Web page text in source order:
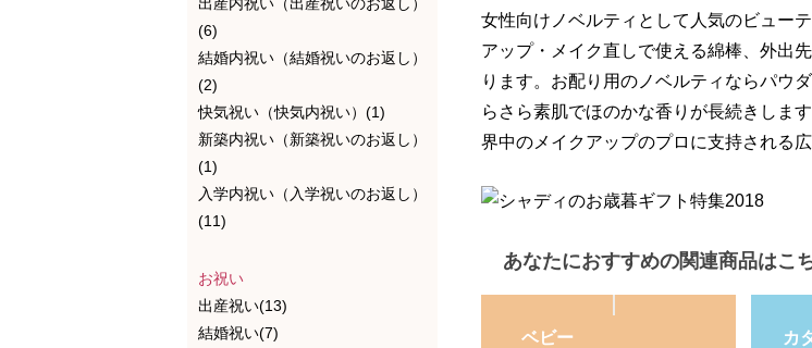
女性向けノベルティとして人気のビュー
アップ・メイク直しで使える綿棒、外出
ります。お配り用のノベルティならパウ
らさら素肌でほのかな香りが長続きしま
界中のメイクアップのプロに支持される
あなたにおすすめの関連商品はこ
ベビー
カ
(6)
結婚内祝い（結婚祝いのお返し）
(2)
快気祝い（快気内祝い）(1)
新築内祝い（新築祝いのお返し）
(1)
入学内祝い（入学祝いのお返し）
(11)
お祝い
出産祝い(13)
結婚祝い(7)